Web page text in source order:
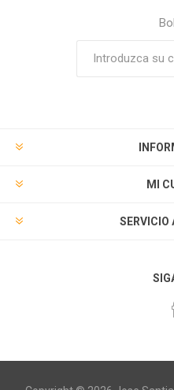
MI
SERVICIO